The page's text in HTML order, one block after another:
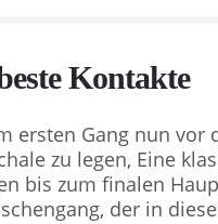
Kontakte
ersten Gang nun
zu legen, Eine
bis zum finalen
der in